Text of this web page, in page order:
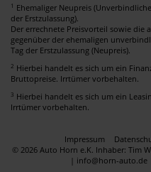
1 Ehemaliger Neupreis
der Erstzulassung).
Der errechnete Preisvorteil sowie die
gegenüber der ehemaligen
Tag der Erstzulassung (Neupreis).
2 Hierbei handelt es sich um ein
Bruttopreise. Irrtümer vorbehalten.
3 Hierbei handelt es sich um ein
Irrtümer vorbehalten.
Impressum
© 2026 Auto Horn e.K. Inhaber: Tim
| info@horn-auto.de